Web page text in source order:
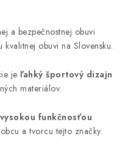
a bezpečnostnej obuvi
obuvi na Slovensku.
je ľahký športový dizajn
materiálov.
funkčnosťou
a tvorcu tejto značky.